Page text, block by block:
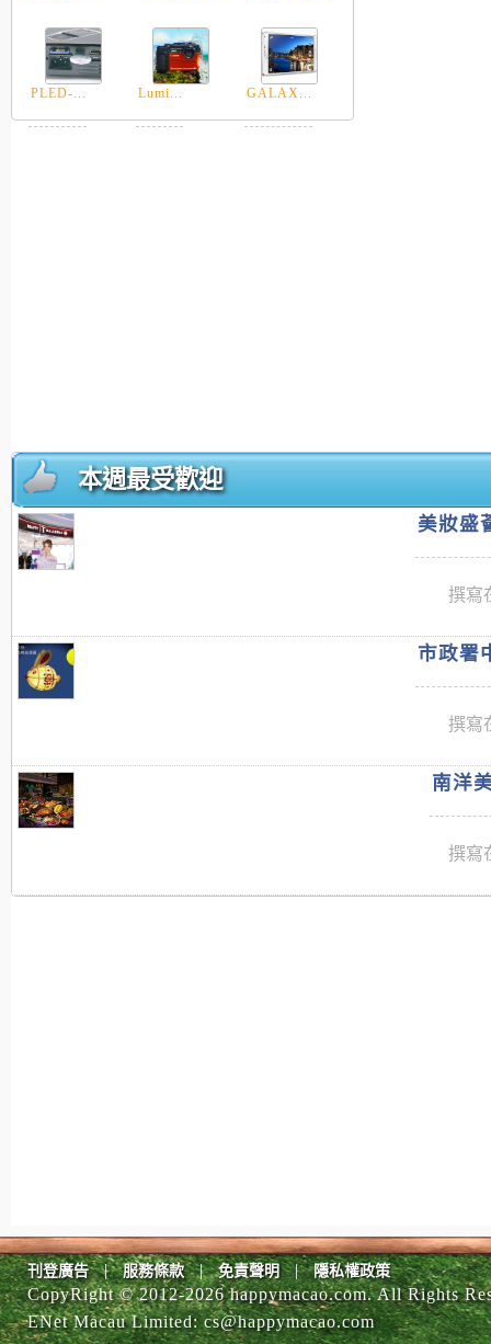
PLED-... Lumi... GALAX...
本週最受歡迎
美妝盛
撰寫
市政署
撰寫
南洋
撰寫
刊登廣告 | 服務條款 | 免責聲明 | 隱私權政策
CopyRight © 2012-2026 happymacao.com. All Rights
ENet Macau Limited:cs@happymacao.com